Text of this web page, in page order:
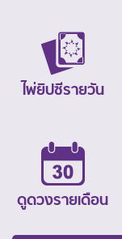
ไพ่ยิปซีรายวัน
ดูดวงรายเดือน